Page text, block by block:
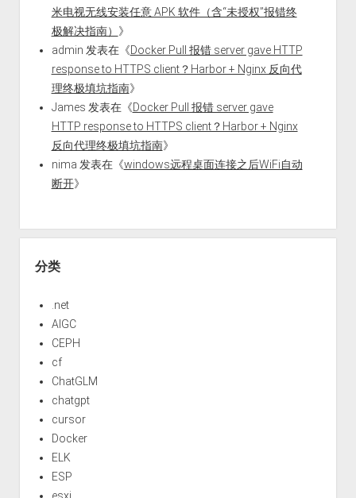
米电视无线安装任意 APK 软件（含“未授权”报错终
极解决指南） 》
admin 发表在《Docker Pull 报错 server gave HTTP
response to HTTPS client？Harbor + Nginx 反向代
理终极填坑指南》
James 发表在《Docker Pull 报错 server gave
HTTP response to HTTPS client？Harbor + Nginx
反向代理终极填坑指南》
nima 发表在《windows远程桌面连接之后WiFi自动
断开》
分类
.net
AIGC
CEPH
cf
ChatGLM
chatgpt
cursor
Docker
ELK
ESP